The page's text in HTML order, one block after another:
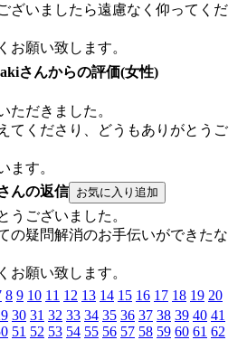
ざいましたら遠慮なく仰ってくだ
お願い致します。
akiさんからの評価(女性)
ただきました。
てくださり、どうもありがとうご
ます。
んの返信
うございました。
の疑問解消のお手伝いができたな
お願い致します。
8 9 10 11 12 13 14 15 16 17 18 19 20
30 31 32 33 34 35 36 37 38 39 40 41
51 52 53 54 55 56 57 58 59 60 61 62